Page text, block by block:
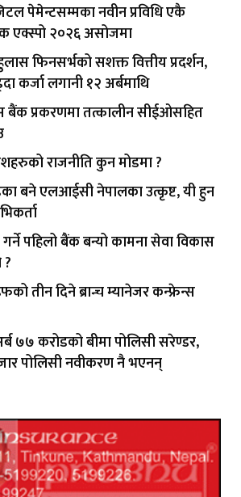
पेमेन्टसम्मका नवीन प्रविधि एकै
एक्स्पो २०२६ असोजमा
फिनसर्भको सशक्त वित्तीय प्रदर्शन,
कर्जा लगानी १२ अर्बमाथि
बैंक प्रकरणमा तत्कालीन सीईओसहित
राजनीति कुन मोडमा ?
बने एलआईसी नेपालका उत्कृष्ट, यी हुन
पहिलो बैंक बन्यो कामना सेवा विकास
तीन दिने ब्रान्च म्यानेजर कन्फ्रेन्स
७७ करोडको बीमा पोलिसी सरेण्डर,
पोलिसी नवीकरण नै भएनन्